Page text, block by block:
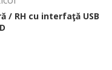
RH cu interfaţă USB